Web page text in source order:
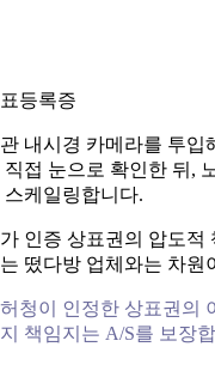
등록증
내시경 카메라를 투입
직접 눈으로 확인한 뒤,
스케일링합니다.
인증 상표권의 압도적
떴다방 업체와는 차원
청이 인정한 상표권의
책임지는 A/S를 보장